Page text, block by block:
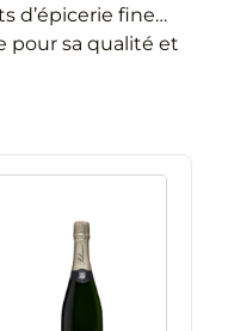
d’épicerie fine…
pour sa qualité et